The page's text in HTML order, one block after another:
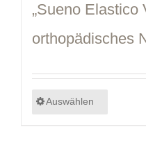
„Sueno Elastico
orthopädisches
Auswählen